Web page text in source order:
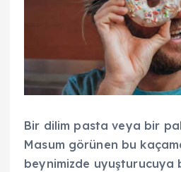
Bir dilim pasta veya bir
Masum görünen bu
beynimizde uyuşturucuya